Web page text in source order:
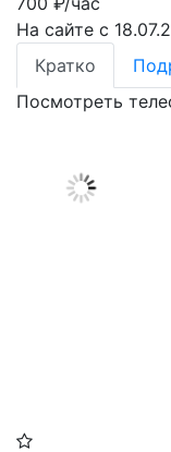
На сайте с
Кратко
Посмотреть